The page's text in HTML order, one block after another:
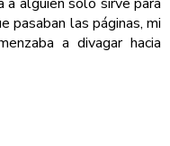
alguien solo sirve para
pasaban las páginas, mi
a divagar hacia